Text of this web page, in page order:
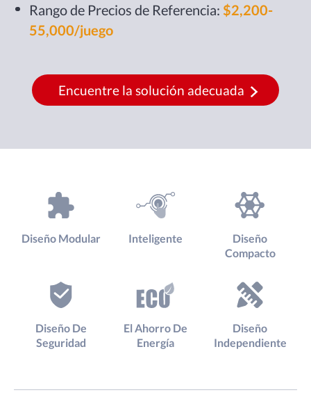
Rango de Precios de Referencia: $2,200-
55,000/juego
Encuentre la solución adecuada
Diseño Modular Inteligente
Diseño
Compacto
Diseño De
Seguridad
El Ahorro De
Energía
Diseño
Independiente